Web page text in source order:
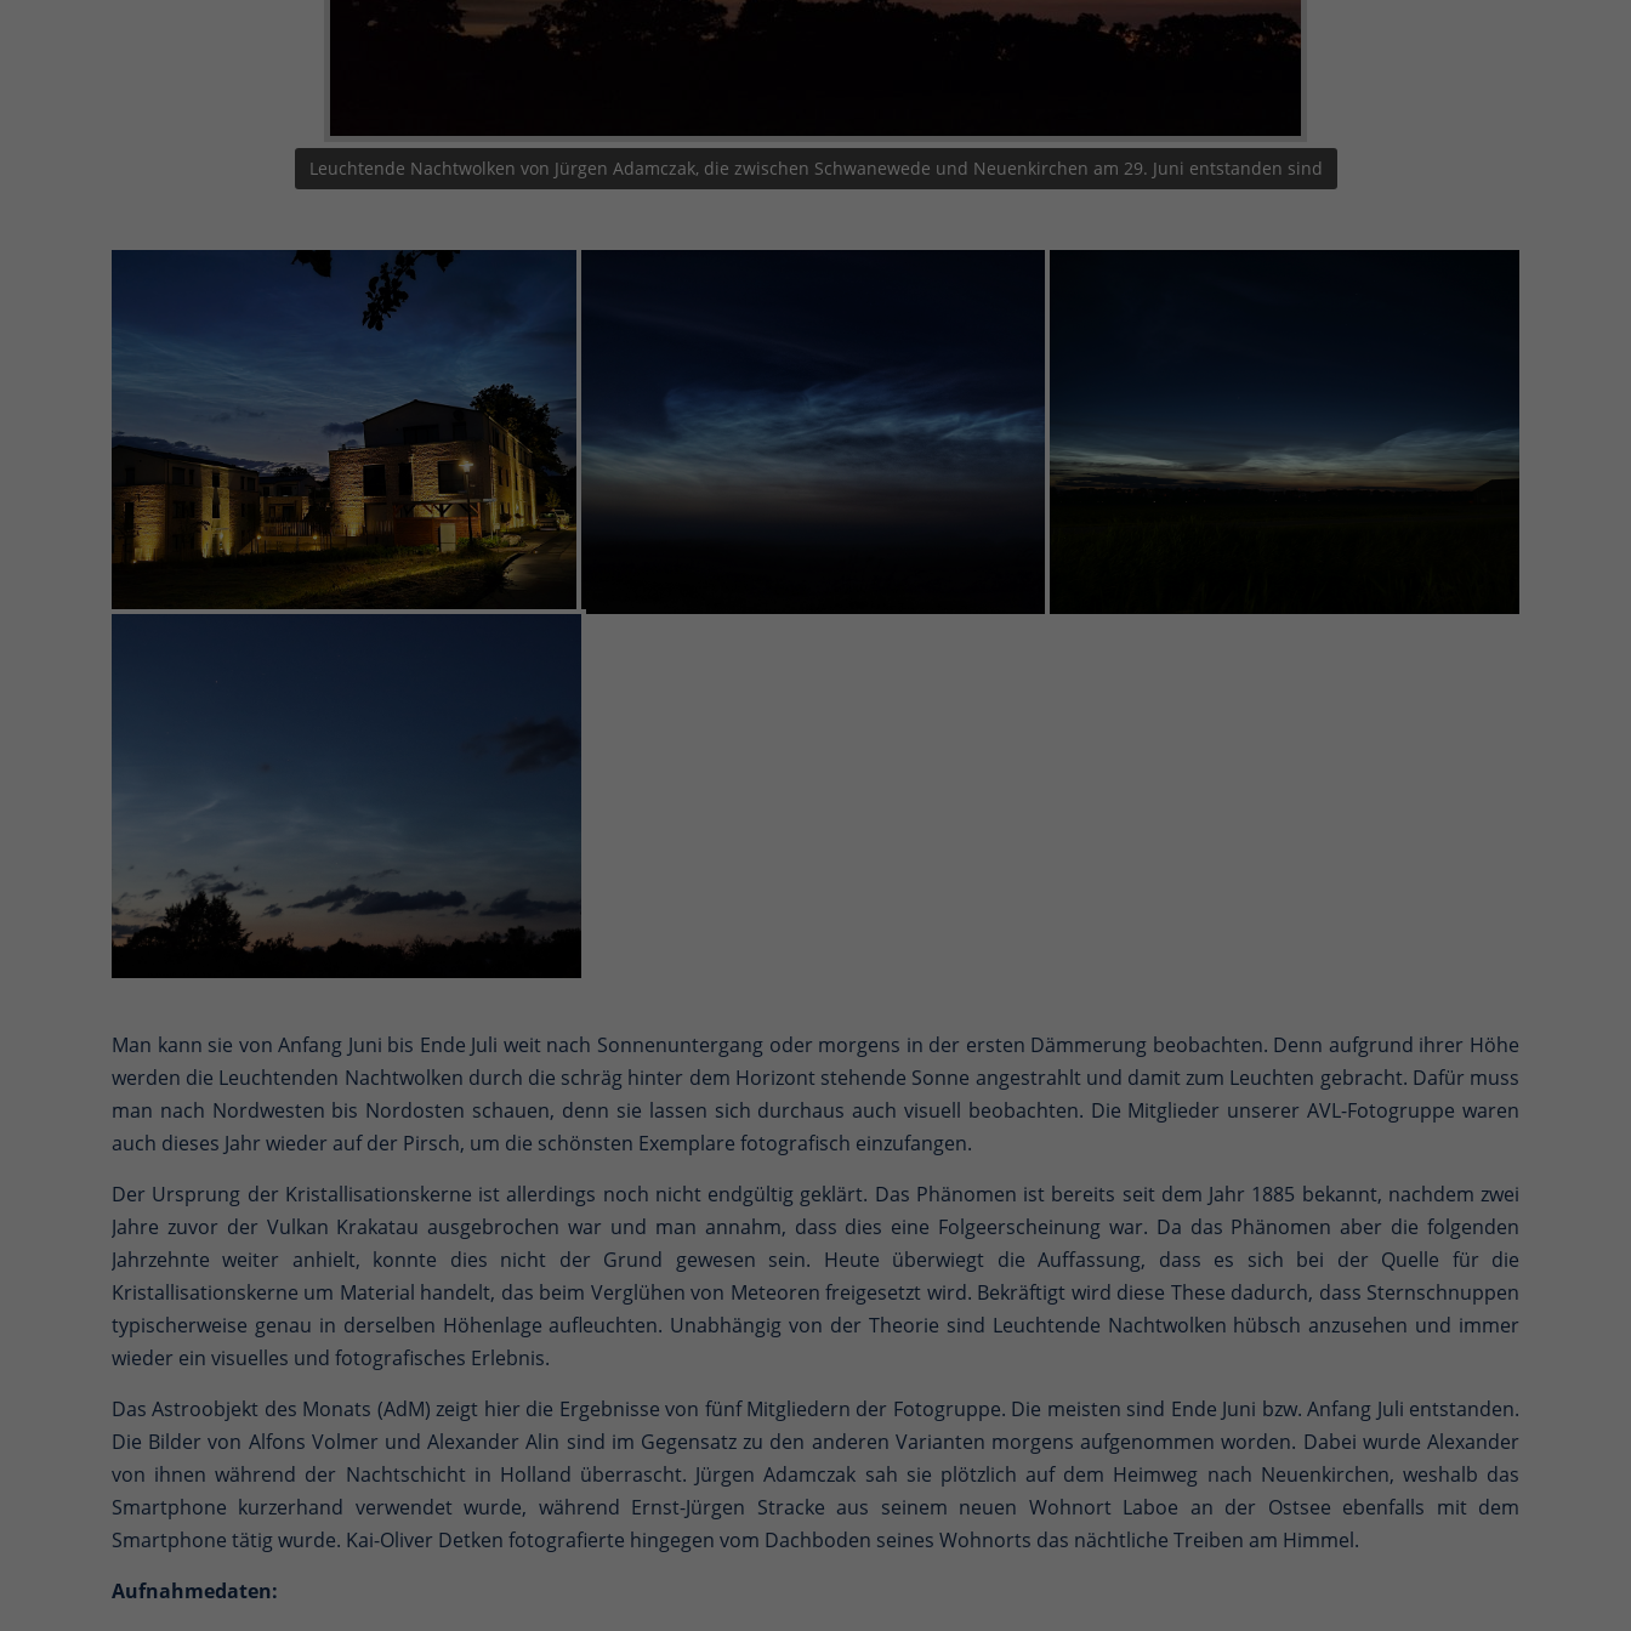
Leuchtende Nachtwolken von Jürgen Adamczak, die zwischen Schwanewede und Neuenkirchen am 29. Juni entstanden sind
Man kann sie von Anfang Juni bis Ende Juli weit nach Sonnenuntergang oder morgens in der ersten Dämmerung beobachten. Denn aufgrund ihrer Höhe
werden die Leuchtenden Nachtwolken durch die schräg hinter dem Horizont stehende Sonne angestrahlt und damit zum Leuchten gebracht. Dafür muss
man nach Nordwesten bis Nordosten schauen, denn sie lassen sich durchaus auch visuell beobachten. Die Mitglieder unserer AVL-Fotogruppe waren
auch dieses Jahr wieder auf der Pirsch, um die schönsten Exemplare fotografisch einzufangen.
Der Ursprung der Kristallisationskerne ist allerdings noch nicht endgültig geklärt. Das Phänomen ist bereits seit dem Jahr 1885 bekannt, nachdem zwei
Jahre zuvor der Vulkan Krakatau ausgebrochen war und man annahm, dass dies eine Folgeerscheinung war. Da das Phänomen aber die folgenden
Jahrzehnte weiter anhielt, konnte dies nicht der Grund gewesen sein. Heute überwiegt die Auffassung, dass es sich bei der Quelle für die
Kristallisationskerne um Material handelt, das beim Verglühen von Meteoren freigesetzt wird. Bekräftigt wird diese These dadurch, dass Sternschnuppen
typischerweise genau in derselben Höhenlage aufleuchten. Unabhängig von der Theorie sind Leuchtende Nachtwolken hübsch anzusehen und immer
wieder ein visuelles und fotografisches Erlebnis.
Das Astroobjekt des Monats (AdM) zeigt hier die Ergebnisse von fünf Mitgliedern der Fotogruppe. Die meisten sind Ende Juni bzw. Anfang Juli entstanden.
Die Bilder von Alfons Volmer und Alexander Alin sind im Gegensatz zu den anderen Varianten morgens aufgenommen worden. Dabei wurde Alexander
von ihnen während der Nachtschicht in Holland überrascht. Jürgen Adamczak sah sie plötzlich auf dem Heimweg nach Neuenkirchen, weshalb das
Smartphone kurzerhand verwendet wurde, während Ernst-Jürgen Stracke aus seinem neuen Wohnort Laboe an der Ostsee ebenfalls mit dem
Smartphone tätig wurde. Kai-Oliver Detken fotografierte hingegen vom Dachboden seines Wohnorts das nächtliche Treiben am Himmel.
Aufnahmedaten: